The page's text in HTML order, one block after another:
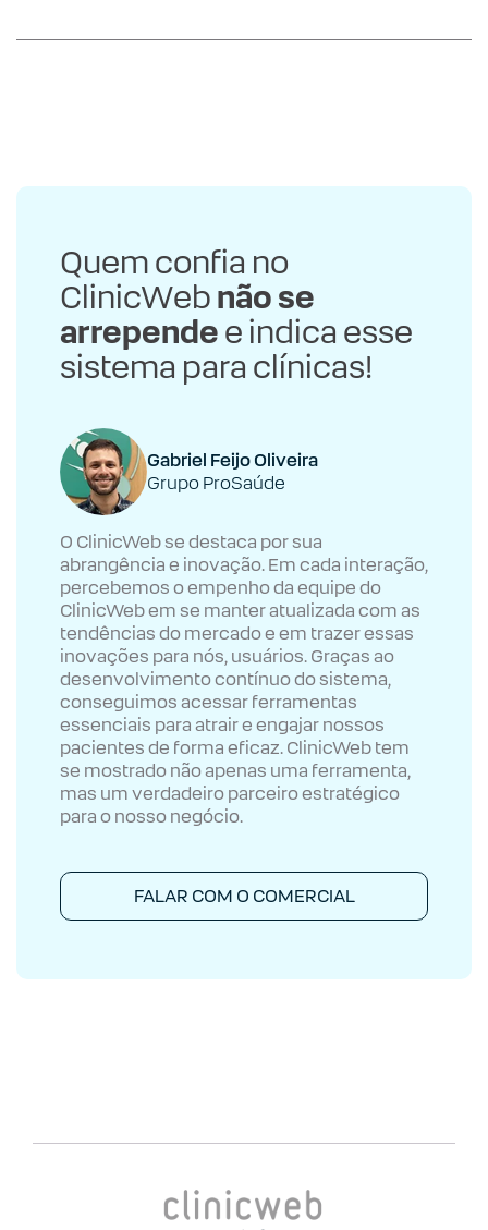
Quem confia no
ClinicWeb não se
arrepende e indica esse
sistema para clínicas!
Gabriel Feijo Oliveira
Grupo ProSaúde
O ClinicWeb se destaca por sua
abrangência e inovação. Em cada interação,
percebemos o empenho da equipe do
ClinicWeb em se manter atualizada com as
tendências do mercado e em trazer essas
inovações para nós, usuários. Graças ao
desenvolvimento contínuo do sistema,
conseguimos acessar ferramentas
essenciais para atrair e engajar nossos
pacientes de forma eficaz. ClinicWeb tem
se mostrado não apenas uma ferramenta,
mas um verdadeiro parceiro estratégico
para o nosso negócio.
FALAR COM O COMERCIAL